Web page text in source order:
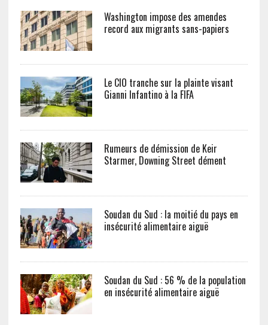
Washington impose des amendes
record aux migrants sans-papiers
Le CIO tranche sur la plainte visant
Gianni Infantino à la FIFA
Rumeurs de démission de Keir
Starmer, Downing Street dément
Soudan du Sud : la moitié du pays en
insécurité alimentaire aiguë
Soudan du Sud : 56 % de la population
en insécurité alimentaire aiguë